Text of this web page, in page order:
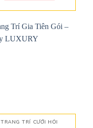
TRANG TRÍ CƯỚI HỎI